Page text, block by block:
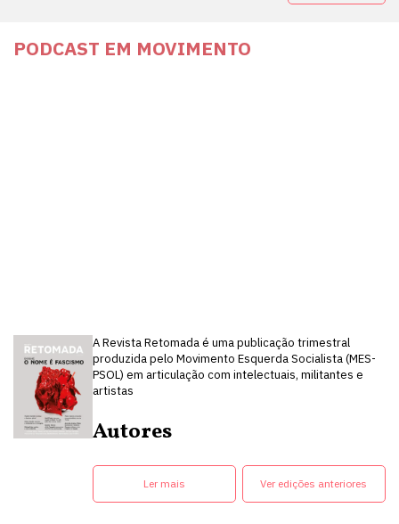
PODCAST EM MOVIMENTO
A Revista Retomada é uma publicação trimestral
produzida pelo Movimento Esquerda Socialista (MES-
PSOL) em articulação com intelectuais, militantes e
artistas
Autores
Ler mais Ver edições anteriores